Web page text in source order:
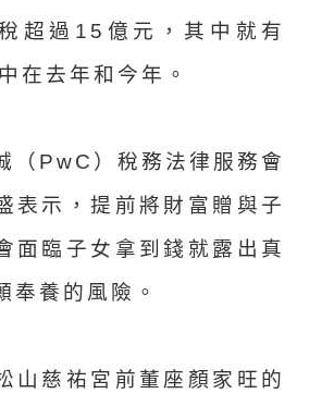
超過15億元，其中就有
在去年和今年。
（PwC）稅務法律服務會
表示，提前將財富贈與子
面臨子女拿到錢就露出真
奉養的風險。
山慈祐宮前董座顏家旺的